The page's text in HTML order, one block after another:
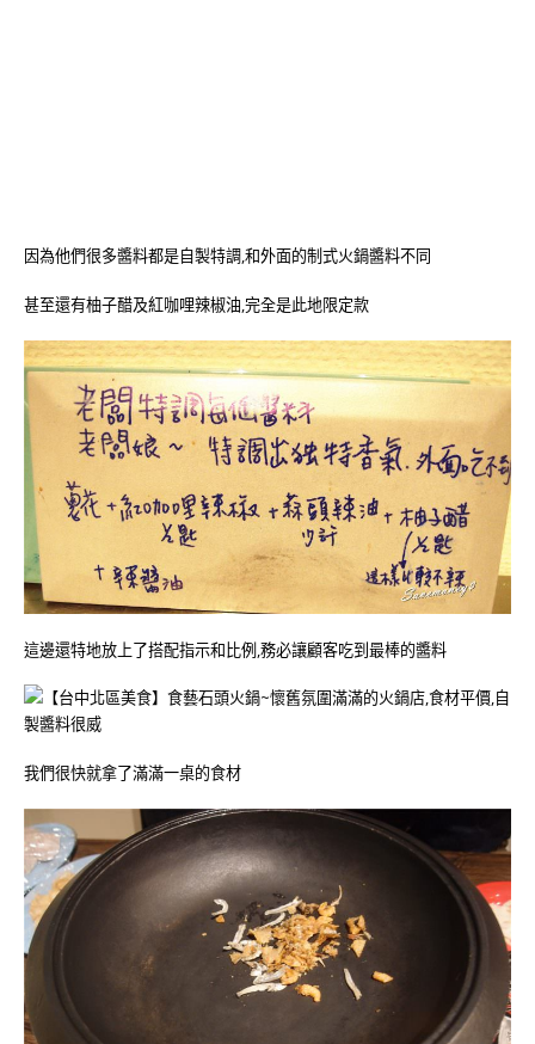
因為他們很多醬料都是自製特調,和外面的制式火鍋醬料不同
甚至還有柚子醋及紅咖哩辣椒油,完全是此地限定款
這邊還特地放上了搭配指示和比例,務必讓顧客吃到最棒的醬料
我們很快就拿了滿滿一桌的食材